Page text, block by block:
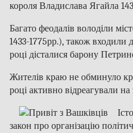
короля Владислава Ягайла
Багато феодалів володіли
1433-1775рр.), також входили
році дісталися барону
Жителів краю не обминуло
році активно відреагували
закон про організацію